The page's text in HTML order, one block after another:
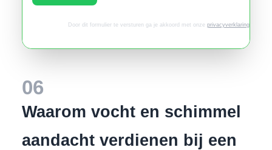
Door dit formulier te versturen ga je akkoord met onze privacyverklaring.
06
Waarom vocht en schimmel
aandacht verdienen bij een